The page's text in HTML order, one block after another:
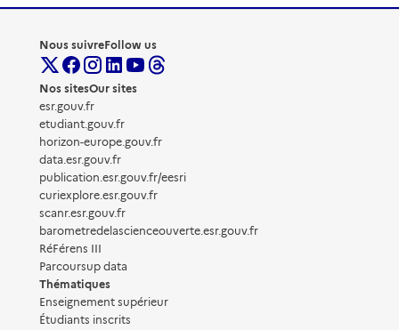
Nous suivreFollow us
Nos sitesOur sites
esr.gouv.fr
etudiant.gouv.fr
horizon-europe.gouv.fr
data.esr.gouv.fr
publication.esr.gouv.fr/eesri
curiexplore.esr.gouv.fr
scanr.esr.gouv.fr
barometredelascienceouverte.esr.gouv.fr
RéFérens III
Parcoursup data
Thématiques
Enseignement supérieur
Étudiants inscrits